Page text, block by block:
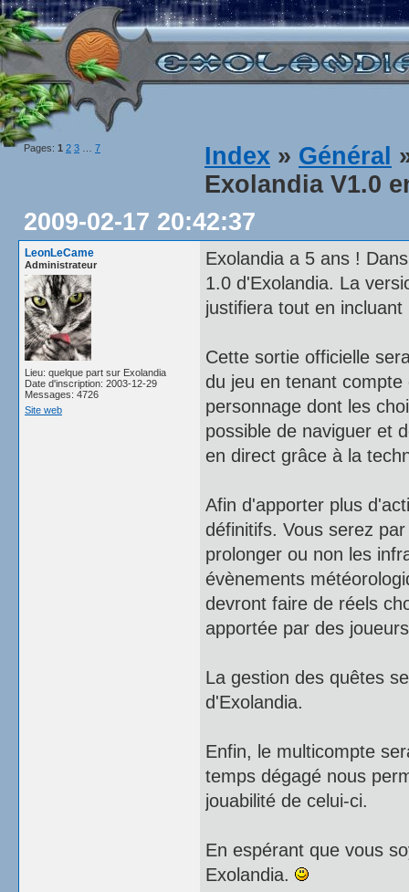
Pages: 1 2 3 7 Index » Général
Exolandia V1.0
2009-02-17 20:42:37
LeonLeCame
Administrateur
Lieu: quelque part sur Exolandia
Date d'inscription: 2003-12-29
Messages: 4726
Site web
Exolandia a 5 ans !
1.0 d'Exolandia. La
justifiera tout en
Cette sortie officielle
du jeu en tenant
personnage dont les
possible de naviguer et
en direct grâce à la
Afin d'apporter plus
définitifs. Vous serez
prolonger ou non les
évènements
devront faire de réels
apportée par des
La gestion des quêtes
d'Exolandia.
Enfin, le multicompte
temps dégagé nous
jouabilité de celui-ci.
En espérant que vous
Exolandia.